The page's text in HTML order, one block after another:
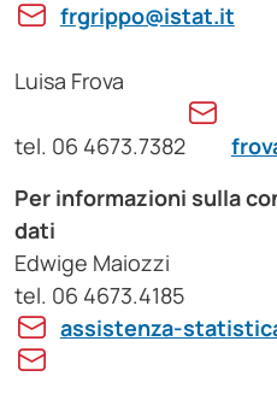
frgrippo@istat.it
Luisa Frova
tel. 06 4673.7382
Per informazioni sulla
dati
Edwige Maiozzi
tel. 06 4673.4185
assistenza-